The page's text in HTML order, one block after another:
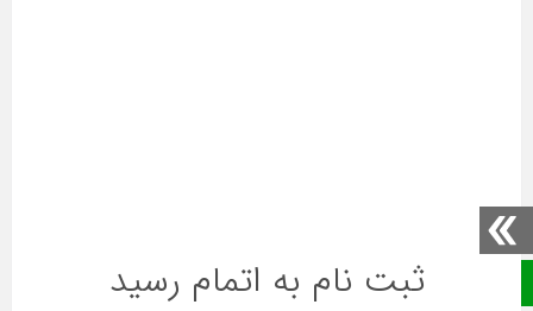
ثبت نام به اتمام رسید